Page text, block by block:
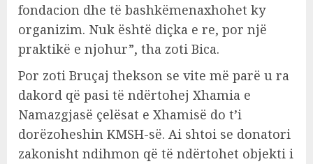
fondacion dhe të bashkëmenaxhohet ky
organizim. Nuk është diçka e re, por një
praktikë e njohur”, tha zoti Bica.
Por zoti Bruçaj thekson se vite më parë u ra
dakord që pasi të ndërtohej Xhamia e
Namazgjasë çelësat e Xhamisë do t’i
dorëzoheshin KMSH-së. Ai shtoi se donatori
zakonisht ndihmon që të ndërtohet objekti i